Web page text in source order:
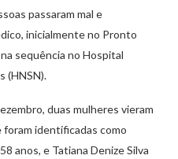
passaram mal e
inicialmente no Pronto
sequência no Hospital
(HNSN).
duas mulheres vieram
foram identificadas como
anos, e Tatiana Denize Silva